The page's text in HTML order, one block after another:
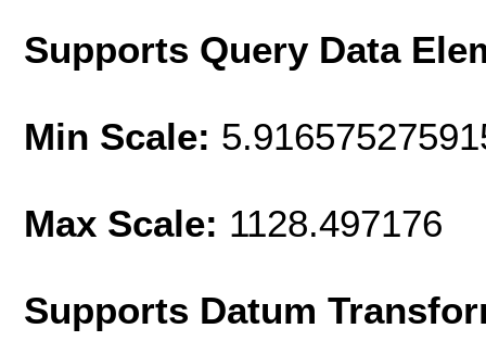
Supports Query Data
Min Scale:
Max Scale: 1128.497176
Supports Datum